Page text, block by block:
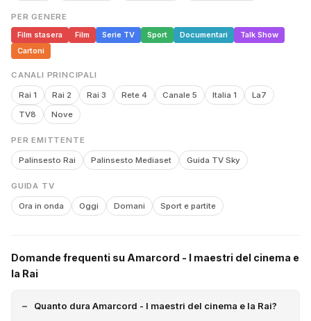
PER GENERE
Film stasera
Film Serie TV Sport Documentari
Talk Show
Cartoni
CANALI PRINCIPALI
Rai 1 Rai 2 Rai 3 Rete 4 Canale 5 Italia 1
La7
TV8
Nove
PER EMITTENTE
Palinsesto Rai Palinsesto Mediaset Guida TV Sky
GUIDA TV
Ora in onda Oggi Domani Sport e partite
Domande frequenti su Amarcord - I maestri del cinema e
la Rai
Quanto dura Amarcord - I maestri del cinema e la Rai?